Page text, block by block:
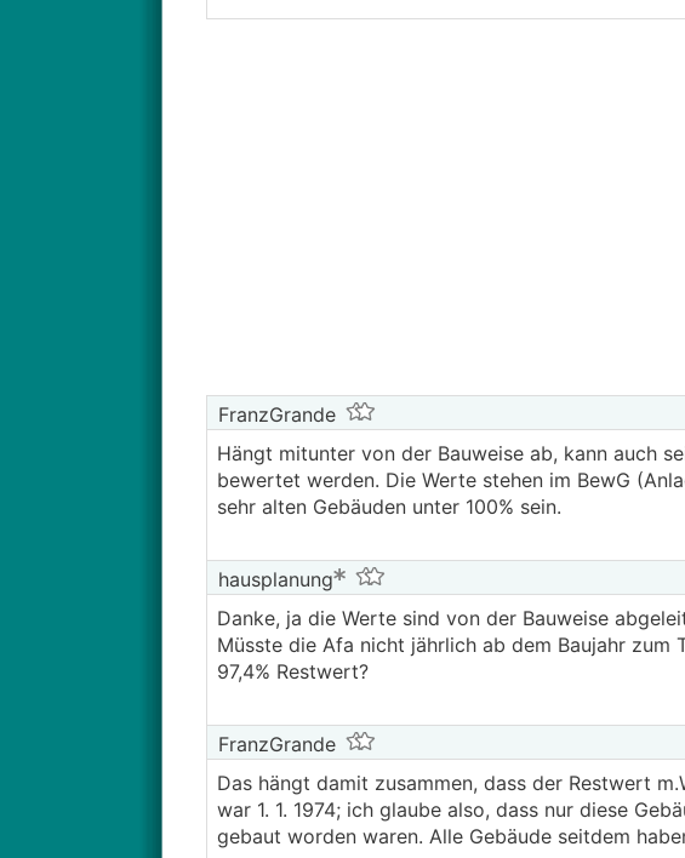
FranzGrande
Hängt mitunter von der Bauweise ab, kann auch
bewertet werden. Die Werte stehen im BewG
sehr alten Gebäuden unter 100% sein.
hausplanung
Danke, ja die Werte sind von der Bauweise
Müsste die Afa nicht jährlich ab dem Baujahr zum
97,4% Restwert?
FranzGrande
Das hängt damit zusammen, dass der Restwert
war 1. 1. 1974; ich glaube also, dass nur diese
gebaut worden waren. Alle Gebäude seitdem